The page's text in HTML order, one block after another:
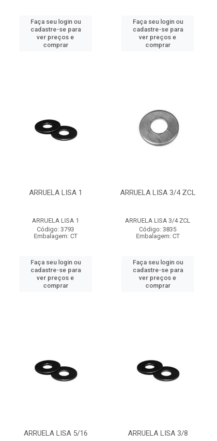
Faça seu login ou
cadastre-se para
ver preços e
comprar
Faça seu login ou
cadastre-se para
ver preços e
comprar
ARRUELA LISA 1
ARRUELA LISA 1
Código: 3793
Embalagem: CT
Faça seu login ou
cadastre-se para
ver preços e
comprar
ARRUELA LISA 3/4 ZCL
ARRUELA LISA 3/4 ZCL
Código: 3835
Embalagem: CT
Faça seu login ou
cadastre-se para
ver preços e
comprar
ARRUELA LISA 5/16 ARRUELA LISA 3/8